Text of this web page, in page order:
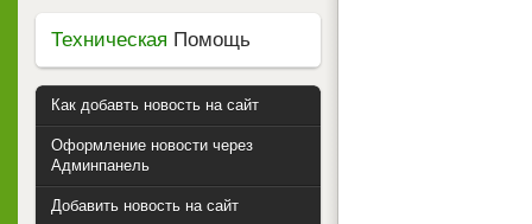
Техническая Помощь
Как добавть новость на сайт
Оформление новости через
Админпанель
Добавить новость на сайт